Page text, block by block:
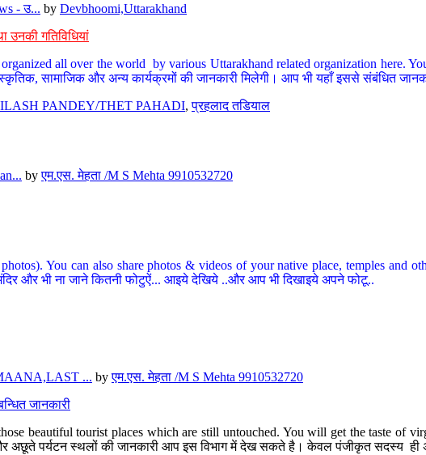
- उ... by Devbhoomi,Uttarakhand
उनकी गतिविधियां
all over the world by various Uttarakhand related organization here.
सामाजिक और अन्य कार्यक्रमों की जानकारी मिलेगी। आप भी यहाँ इससे संबंधित
PANDEY/THET PAHADI,प्रहलाद तडियाल
byएम.एस. मेहता /M S Mehta 9910532720
You can also share photos & videos of your native place, temples and
और भी ना जाने कितनी फोटुऐं... आइये देखिये ..और आप भी दिखाइये अपने फोटू..
... byएम.एस. मेहता /M S Mehta 9910532720
जानकारी
beautiful tourist places which are still untouched. You will get the taste of
अछूते पर्यटन स्थलों की जानकारी आप इस विभाग में देख सकते है। केवल पंजीकृत सदस्य